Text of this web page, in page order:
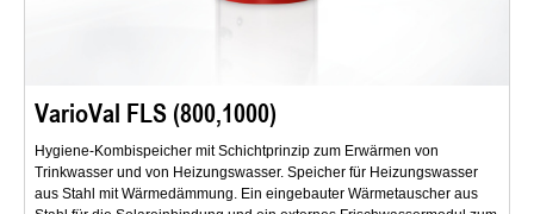
VarioVal FLS (800,1000)
Hygiene-Kombispeicher mit Schichtprinzip zum Erwärmen von
Trinkwasser und von Heizungswasser. Speicher für Heizungswasser
aus Stahl mit Wärmedämmung. Ein eingebauter Wärmetauscher aus